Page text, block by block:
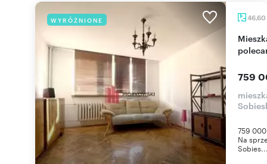
WYRÓŻNIONE 46,60
Mieszkanie 46,6 m² na Mokotowie, do remontu -
759
759
Na